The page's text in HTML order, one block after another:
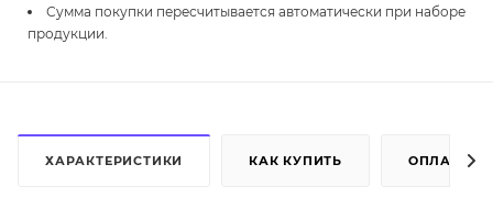
Сумма покупки пересчитывается автоматически при наборе
продукции.
ХАРАКТЕРИСТИКИ КАК КУПИТЬ ОПЛАТА